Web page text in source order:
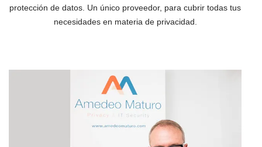
protección de datos. Un único proveedor, para cubrir todas tus
necesidades en materia de privacidad.